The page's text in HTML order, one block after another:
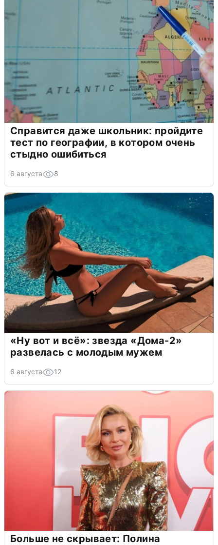
Справится даже школьник: пройдите
тест по географии, в котором очень
стыдно ошибиться
6 августа 8
«Ну вот и всё»: звезда «Дома-2»
развелась с молодым мужем
6 августа 12
Больше не скрывает: Полина